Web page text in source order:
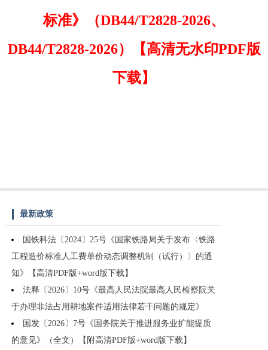
标准》（DB44/T2828-2026、
DB44/T2828-2026）【高清无水印PDF版
下载】
最新政策
国铁科法〔2024〕25号《国家铁路局关于发布〈铁路
工程造价标准人工费单价动态调整机制（试行）〉的通
知》【高清PDF版+word版下载】
法释〔2026〕10号《最高人民法院最高人民检察院关
于办理非法占用耕地案件适用法律若干问题的规定》
国发〔2026〕7号《国务院关于推进服务业扩能提质
的意见》（全文）【附高清PDF版+word版下载】